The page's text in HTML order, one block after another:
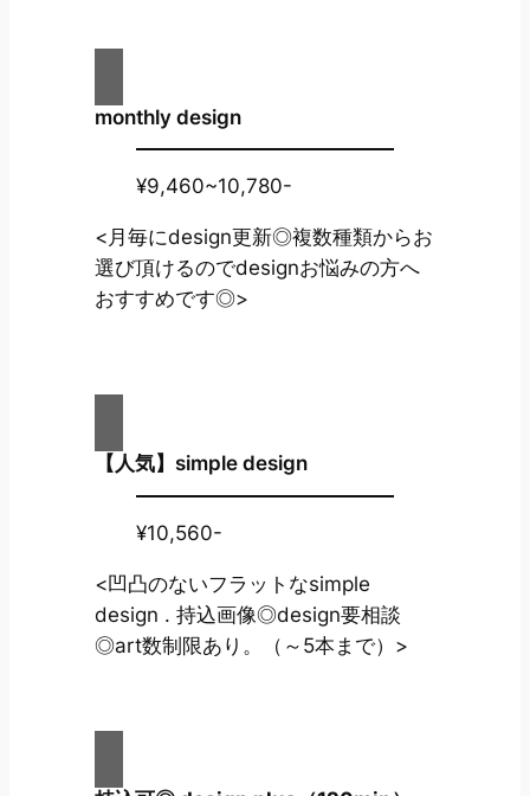
monthly design
¥9,460~10,780-
<月毎にdesign更新◎複数種類からお
選び頂けるのでdesignお悩みの方へ
おすすめです◎>
【人気】simple design
¥10,560-
<凹凸のないフラットなsimple
design . 持込画像◎design要相談
◎art数制限あり。（～5本まで）>